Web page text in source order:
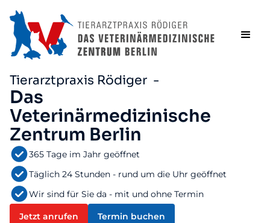
Tierarztpraxis Rödiger -
Das
Veterinärmedizinische
Zentrum Berlin
365 Tage im Jahr geöffnet
Täglich 24 Stunden - rund um die Uhr geöffnet
Wir sind für Sie da - mit und ohne Termin
Jetzt anrufen Termin buchen